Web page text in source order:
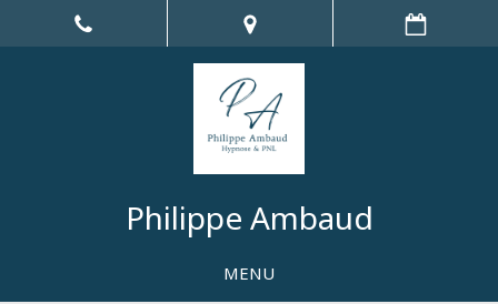
Philippe Ambaud
MENU